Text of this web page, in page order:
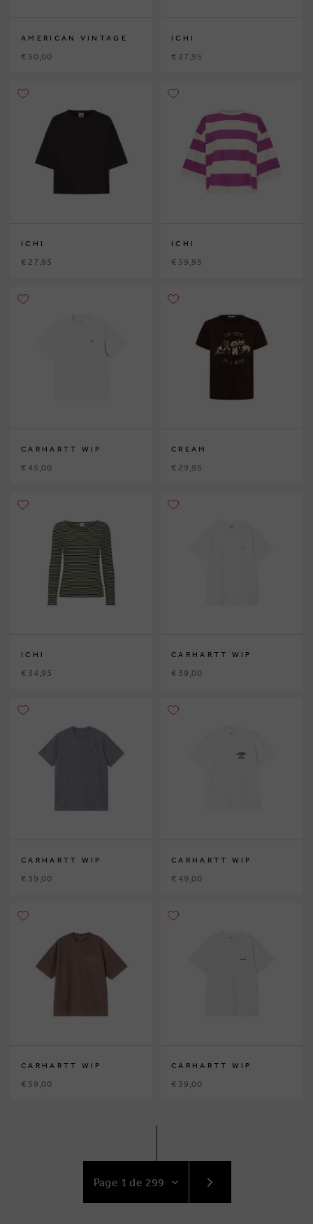
AMERICAN VINTAGE
€ 50,00
ICHI
€ 27,95
ICHI
€ 27,95
ICHI
€ 59,95
CARHARTT WIP
€ 45,00
CREAM
€ 29,95
ICHI
€ 34,95
CARHARTT WIP
€ 39,00
CARHARTT WIP
€ 39,00
CARHARTT WIP
€ 49,00
CARHARTT WIP
€ 59,00
CARHARTT WIP
€ 39,00
AU
SUIVANT